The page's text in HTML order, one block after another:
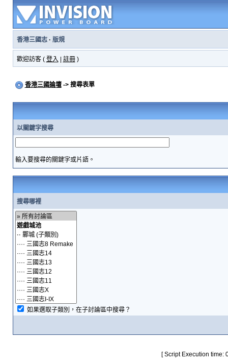
香港三國志· 版規
歡迎訪客 ( 登入 註冊)
香港三國論壇-> 搜尋表單
以關鍵字搜尋
輸入要搜尋的關鍵字或片語。
搜尋哪裡
如果選取子類別，在子討論區中搜尋？
[ Script Execution